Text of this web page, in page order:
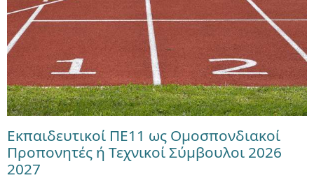
Εκπαιδευτικοί ΠΕ11 ως Ομοσπονδιακοί
Προπονητές ή Τεχνικοί Σύμβουλοι 2026
2027